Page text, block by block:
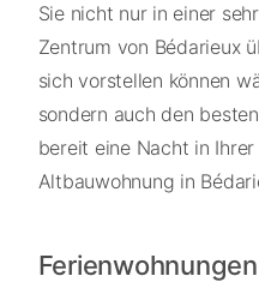
Sie nicht nur in einer
Zentrum von Bédarieux
sich vorstellen können
sondern auch den
bereit eine Nacht in
Altbauwohnung in